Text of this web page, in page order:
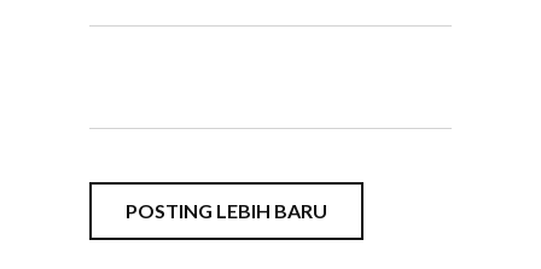
POSTING LEBIH BARU